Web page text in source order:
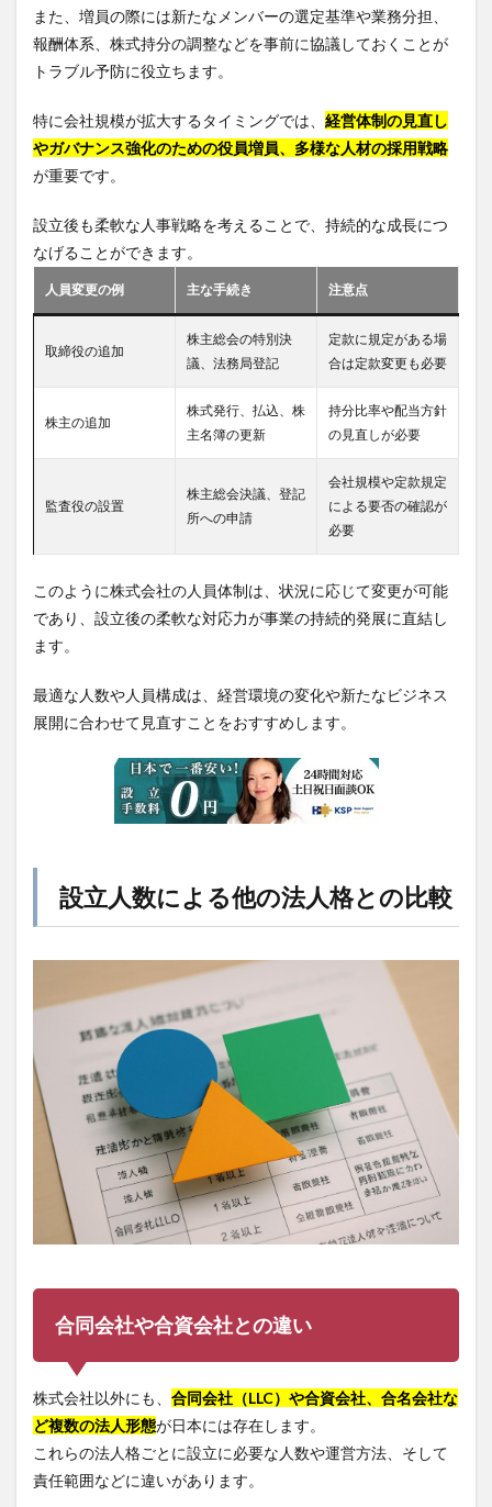
また、増員の際には新たなメンバーの選定基準や業務分担、
報酬体系、株式持分の調整などを事前に協議しておくことが
トラブル予防に役立ちます。
特に会社規模が拡大するタイミングでは、 経営体制の見直し
やガバナンス強化のための役員増員、多様な人材の採用戦略
が重要です。
設立後も柔軟な人事戦略を考えることで、持続的な成長につ
なげることができます。
人員変更の例 主な手続き 注意点
取締役の追加
株主総会の特別決
議、法務局登記
定款に規定がある場
合は定款変更も必要
株主の追加
株式発行、払込、株
主名簿の更新
持分比率や配当方針
の見直しが必要
監査役の設置
株主総会決議、登記
所への申請
会社規模や定款規定
による要否の確認が
必要
このように株式会社の人員体制は、状況に応じて変更が可能
であり、設立後の柔軟な対応力が事業の持続的発展に直結し
ます。
最適な人数や人員構成は、経営環境の変化や新たなビジネス
展開に合わせて見直すことをおすすめします。
設立人数による他の法人格との比較
合同会社や合資会社との違い
株式会社以外にも、 合同会社（LLC）や合資会社、合名会社な
ど複数の法人形態が日本には存在します。
これらの法人格ごとに設立に必要な人数や運営方法、そして
責任範囲などに違いがあります。